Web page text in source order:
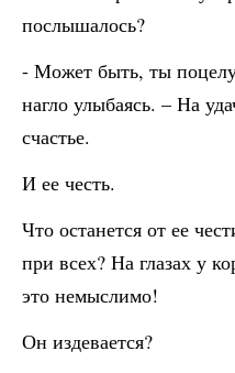
послышалось?
- Может быть, ты
нагло улыбаясь. – На
счастье.
И ее честь.
Что останется от ее
при всех? На глазах у
это немыслимо!
Он издевается?